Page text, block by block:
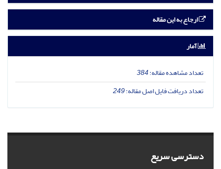
ارجاع به این مقاله
آمار
تعداد مشاهده مقاله:384
تعداد دریافت فایل اصل مقاله:249
دسترسی سریع